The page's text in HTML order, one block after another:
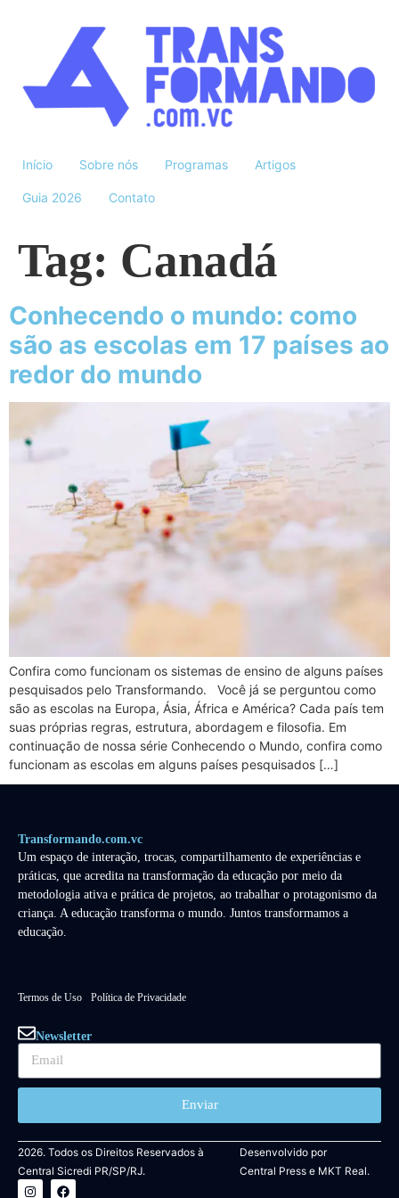
Início Sobre nós Programas Artigos
Guia 2026 Contato
Tag: Canadá
Conhecendo o mundo: como
são as escolas em 17 países ao
redor do mundo
Confira como funcionam os sistemas de ensino de alguns países
pesquisados pelo Transformando. Você já se perguntou como
são as escolas na Europa, Ásia, África e América? Cada país tem
suas próprias regras, estrutura, abordagem e filosofia. Em
continuação de nossa série Conhecendo o Mundo, confira como
funcionam as escolas em alguns países pesquisados […]
Transformando.com.vc
Um espaço de interação, trocas, compartilhamento de experiências e
práticas, que acredita na transformação da educação por meio da
metodologia ativa e prática de projetos, ao trabalhar o protagonismo da
criança. A educação transforma o mundo. Juntos transformamos a
educação.
Termos de Uso Política de Privacidade
Newsletter
Enviar
2026. Todos os Direitos Reservados à
Central Sicredi PR/SP/RJ.
Desenvolvido por
Central Presse MKT Real.